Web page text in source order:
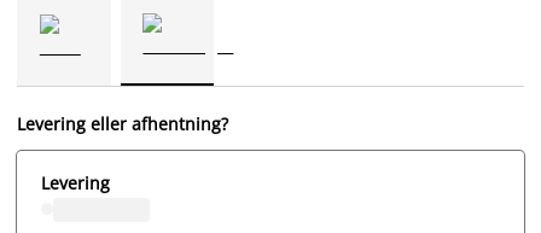
Levering eller afhentning?
Levering